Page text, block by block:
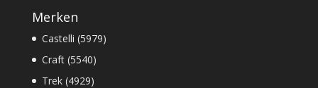
Merken
Castelli (5979)
Craft (5540)
Trek (4929)